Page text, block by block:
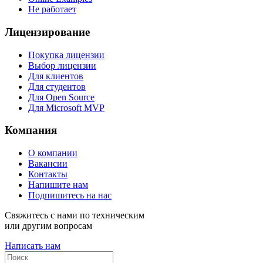
Не работает
Лицензирование
Покупка лицензии
Выбор лицензии
Для клиентов
Для студентов
Для Open Source
Для Microsoft MVP
Компания
О компании
Вакансии
Контакты
Напишите нам
Подпишитесь на нас
Свяжитесь с нами по техническим
или другим вопросам
Написать нам